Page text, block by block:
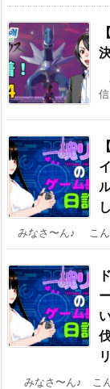
みなさ〜ん♪ こん
みなさ〜ん♪ こん